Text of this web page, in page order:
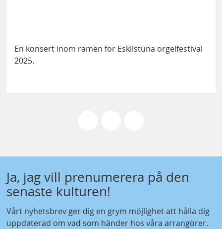
En konsert inom ramen för Eskilstuna orgelfestival
2025.
Ja, jag vill prenumerera på den
senaste kulturen!
Vårt nyhetsbrev ger dig en grym möjlighet att hålla dig
uppdaterad om vad som händer hos våra arrangörer.